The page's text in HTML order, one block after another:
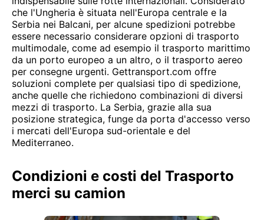
che l'Ungheria è situata nell'Europa centrale e la
Serbia nei Balcani, per alcune spedizioni potrebbe
essere necessario considerare opzioni di trasporto
multimodale, come ad esempio il trasporto marittimo
da un porto europeo a un altro, o il trasporto aereo
per consegne urgenti. Gettransport.com offre
soluzioni complete per qualsiasi tipo di spedizione,
anche quelle che richiedono combinazioni di diversi
mezzi di trasporto. La Serbia, grazie alla sua
posizione strategica, funge da porta d'accesso verso
i mercati dell'Europa sud-orientale e del
Mediterraneo.
Condizioni e costi del Trasporto
merci su camion